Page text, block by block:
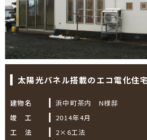
太陽光パネル搭載のエコ電化住
建物名
浜中町茶内 N様邸
竣 工
2014年4月
工 法
2×6工法